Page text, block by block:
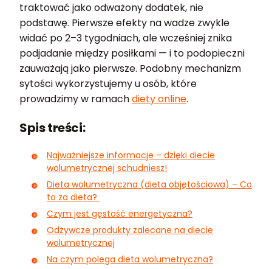
traktować jako odważony dodatek, nie
podstawę. Pierwsze efekty na wadze zwykle
widać po 2–3 tygodniach, ale wcześniej znika
podjadanie między posiłkami — i to podopieczni
zauważają jako pierwsze. Podobny mechanizm
sytości wykorzystujemy u osób, które
prowadzimy w ramachdiety online.
Spis treści:
Najważniejsze informacje – dzięki diecie
wolumetrycznej schudniesz!
Dieta wolumetryczna (dieta objętościowa) – Co
to za dieta?
Czym jest gęstość energetyczna?
Odżywcze produkty zalecane na diecie
wolumetrycznej
Na czym polega dieta wolumetryczna?